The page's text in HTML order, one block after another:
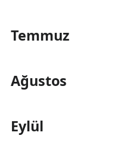
Temmuz
Ağustos
Eylül